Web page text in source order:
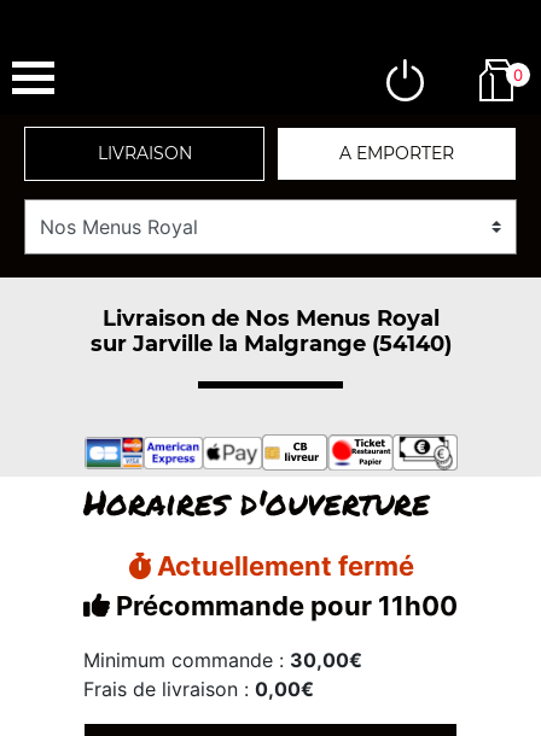
0
LIVRAISON A EMPORTER
Livraison de Nos Menus Royal
sur Jarville la Malgrange (54140)
Horaires d'ouverture
Actuellement fermé
Précommande pour 11h00
Minimum commande : 30,00€
Frais de livraison : 0,00€